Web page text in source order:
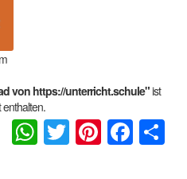
von https://unterricht.schule"ist
WhatsApp
Twitter